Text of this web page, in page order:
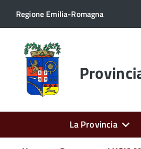
Regione Emilia-Romagna
Torna
alla
home
page
La Provincia